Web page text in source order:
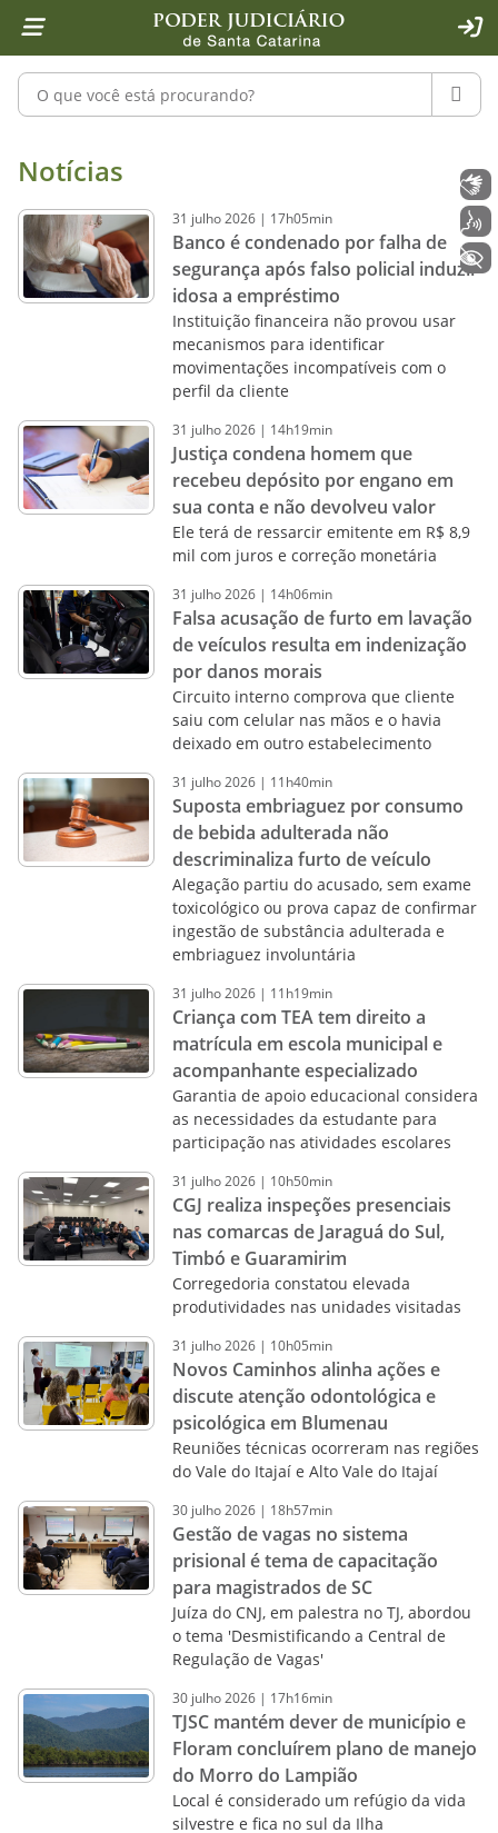
1 Ir para o conteúdo
2 Ir para a ferramenta de acessibilidade - Rybená
4 Ir para o menu principal
5 Ir para a pesquisa
6 Ir para o rodapé
7 Ir para a página inicial
Pesquisar no portal
Notícias - Imprensa - Poder
Notícias
31 julho2026 | 17h05min
Banco é condenado por falha de
segurança após falso policial induzir
idosa a empréstimo
Instituição financeira não provou usar
mecanismos para identificar
movimentações incompatíveis com o
perfil da cliente
31 julho2026 | 14h19min
Justiça condena homem que
recebeu depósito por engano em
sua conta e não devolveu valor
Ele terá de ressarcir emitente em R$ 8,9
mil com juros e correção monetária
31 julho2026 | 14h06min
Falsa acusação de furto em lavação
de veículos resulta em indenização
por danos morais
Circuito interno comprova que cliente
saiu com celular nas mãos e o havia
deixado em outro estabelecimento
31 julho2026 | 11h40min
Suposta embriaguez por consumo
de bebida adulterada não
descriminaliza furto de veículo
Alegação partiu do acusado, sem exame
toxicológico ou prova capaz de confirmar
ingestão de substância adulterada e
embriaguez involuntária
31 julho2026 | 11h19min
Criança com TEA tem direito a
matrícula em escola municipal e
acompanhante especializado
Garantia de apoio educacional considera
as necessidades da estudante para
participação nas atividades escolares
31 julho2026 | 10h50min
CGJ realiza inspeções presenciais
nas comarcas de Jaraguá do Sul,
Timbó e Guaramirim
Corregedoria constatou elevada
produtividades nas unidades visitadas
31 julho2026 | 10h05min
Novos Caminhos alinha ações e
discute atenção odontológica e
psicológica em Blumenau
Reuniões técnicas ocorreram nas regiões
do Vale do Itajaí e Alto Vale do Itajaí
30 julho2026 | 18h57min
Gestão de vagas no sistema
prisional é tema de capacitação
para magistrados de SC
Juíza do CNJ, em palestra no TJ, abordou
o tema 'Desmistificando a Central de
Regulação de Vagas'
30 julho2026 | 17h16min
TJSC mantém dever de município e
Floram concluírem plano de manejo
do Morro do Lampião
Local é considerado um refúgio da vida
silvestre e fica no sul da Ilha
+ Acessibilidade